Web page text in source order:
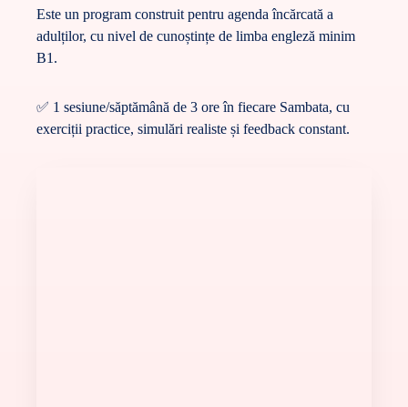
Este un program construit pentru agenda încărcată a
adulților, cu nivel de cunoștințe de limba engleză minim
B1.
✅ 1 sesiune/săptămână de 3 ore în fiecare Sambata, cu
exerciții practice, simulări realiste și feedback constant.